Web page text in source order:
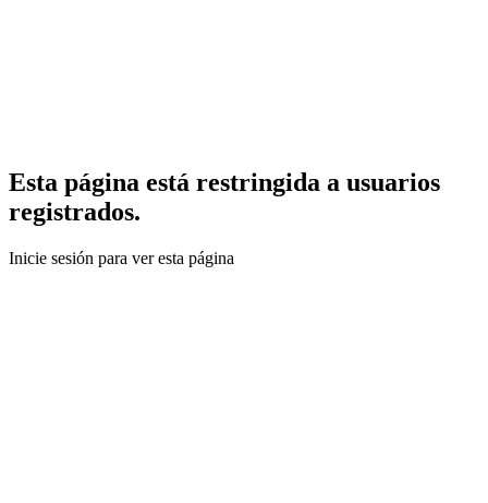
Esta página está restringida a usuarios
registrados.
Inicie sesión para ver esta página